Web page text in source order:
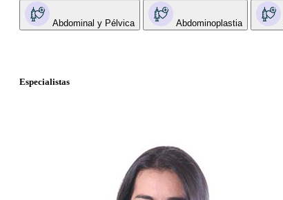
Abdominal y Pélvica Abdominoplastia
Especialistas